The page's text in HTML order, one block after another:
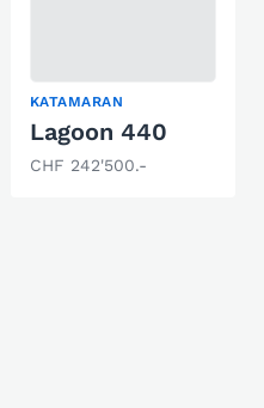
KATAMARAN
Lagoon 440
CHF 242'500.-